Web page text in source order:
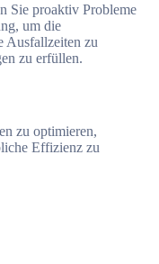
Sie proaktiv Probleme
um die
Ausfallzeiten zu
zu erfüllen.
zu optimieren,
Effizienz zu